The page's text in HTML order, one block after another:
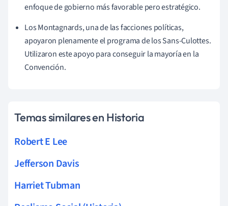
enfoque de gobierno más favorable pero estratégico.
Los Montagnards, una de las facciones políticas,
apoyaron plenamente el programa de los Sans-Culottes.
Utilizaron este apoyo para conseguir la mayoría en la
Convención.
Temas similares en Historia
Robert E Lee
Jefferson Davis
Harriet Tubman